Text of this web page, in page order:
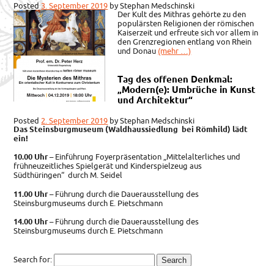
Posted 3. September 2019 byStephan Medschinski
Der Kult des Mithras gehörte zu den
populärsten Religionen der römischen
Kaiserzeit und erfreute sich vor allem in
den Grenzregionen entlang von Rhein
und Donau (mehr …)
Tag des offenen Denkmal:
„Modern(e): Umbrüche in Kunst
und Architektur“
Posted 2. September 2019 byStephan Medschinski
Das Steinsburgmuseum (Waldhaussiedlung bei Römhild) lädt
ein!
10.00 Uhr– Einführung Foyerpräsentation „Mittelalterliches und
frühneuzeitliches Spielgerät und Kinderspielzeug aus
Südthüringen“ durch M. Seidel
11.00 Uhr– Führung durch die Dauerausstellung des
Steinsburgmuseums durch E. Pietschmann
14.00 Uhr– Führung durch die Dauerausstellung des
Steinsburgmuseums durch E. Pietschmann
Search for: